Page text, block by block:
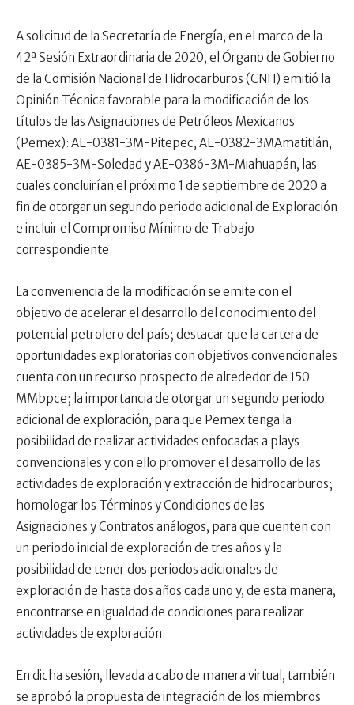
A solicitud de la Secretaría de Energía, en el marco de la
42ª Sesión Extraordinaria de 2020, el Órgano de Gobierno
de la Comisión Nacional de Hidrocarburos (CNH) emitió la
Opinión Técnica favorable para la modificación de los
títulos de las Asignaciones de Petróleos Mexicanos
(Pemex): AE-0381-3M-Pitepec, AE-0382-3MAmatitlán,
AE-0385-3M-Soledad y AE-0386-3M-Miahuapán, las
cuales concluirían el próximo 1 de septiembre de 2020 a
fin de otorgar un segundo periodo adicional de Exploración
e incluir el Compromiso Mínimo de Trabajo
correspondiente.
La conveniencia de la modificación se emite con el
objetivo de acelerar el desarrollo del conocimiento del
potencial petrolero del país; destacar que la cartera de
oportunidades exploratorias con objetivos convencionales
cuenta con un recurso prospecto de alrededor de 150
MMbpce; la importancia de otorgar un segundo periodo
adicional de exploración, para que Pemex tenga la
posibilidad de realizar actividades enfocadas a plays
convencionales y con ello promover el desarrollo de las
actividades de exploración y extracción de hidrocarburos;
homologar los Términos y Condiciones de las
Asignaciones y Contratos análogos, para que cuenten con
un periodo inicial de exploración de tres años y la
posibilidad de tener dos periodos adicionales de
exploración de hasta dos años cada uno y, de esta manera,
encontrarse en igualdad de condiciones para realizar
actividades de exploración.
En dicha sesión, llevada a cabo de manera virtual, también
se aprobó la propuesta de integración de los miembros